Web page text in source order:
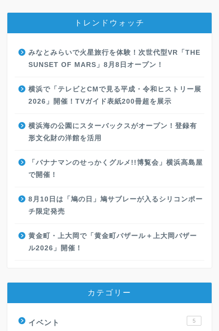
トレンドウォッチ
みなとみらいで火星旅行を体験！次世代型VR「THE
SUNSET OF MARS」8月8日オープン！
横浜で「テレビとCMで見る平成・令和ヒストリー展
2026」開催！TVガイド表紙200冊超を展示
横浜海の公園にスターバックスがオープン！登録有
形文化財の洋館を活用
「バナナマンのせっかくグルメ!!博覧会」横浜高島屋
で開催！
8月10日は「鳩の日」鳩サブレーが入るシリコンポー
チ限定発売
黄金町・上大岡で「黄金町バザール＋上大岡バザー
ル2026」開催！
カテゴリー
イベント 5